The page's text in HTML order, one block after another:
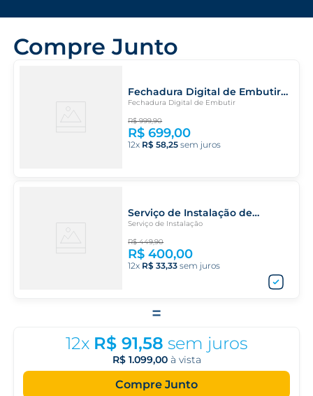
Compre Junto
Fechadura Digital de Embutir
ESF-DE2000B Elsys
Fechadura Digital de Embutir
R$ 999,90
R$ 699,00
12 R$ 58,25
Serviço de Instalação de
Fechaduras Digitais de Embutir
Serviço de Instalação
R$ 449,90
R$ 400,00
12 R$ 33,33
=
12x R$ 91,58 sem juros
R$ 1.099,00 à vista
Compre Junto